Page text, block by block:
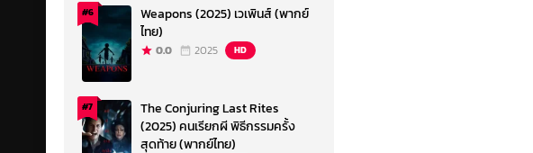
#6
Weapons (2025) เวเพินส์ (พากย์
ไทย)
0.0 2025 HD
#7
The Conjuring Last Rites
(2025) คนเรียกผี พิธีกรรมครั้ง
สุดท้าย (พากย์ไทย)